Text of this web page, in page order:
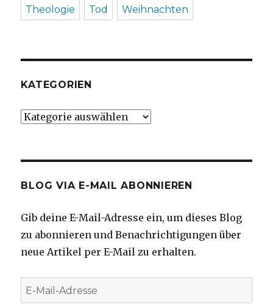
Theologie Tod Weihnachten
KATEGORIEN
Kategorien
BLOG VIA E-MAIL ABONNIEREN
Gib deine E-Mail-Adresse ein, um dieses Blog
zu abonnieren und Benachrichtigungen über
neue Artikel per E-Mail zu erhalten.
E-
Mail-